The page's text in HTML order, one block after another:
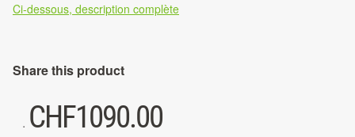
Ci-dessous, description complète
Share this product
. CHF1090.00